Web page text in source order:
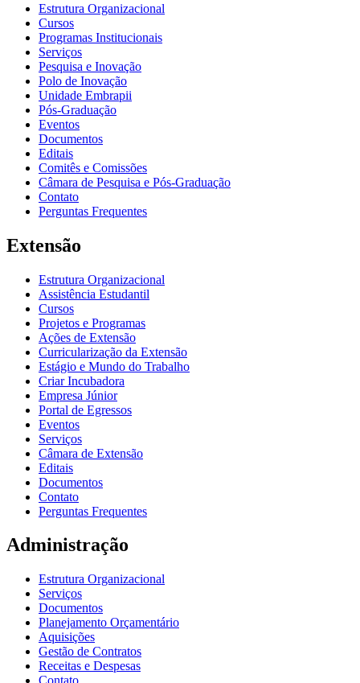
Estrutura Organizacional
Cursos
Programas Institucionais
Serviços
Pesquisa e Inovação
Polo de Inovação
Unidade Embrapii
Pós-Graduação
Eventos
Documentos
Editais
Comitês e Comissões
Câmara de Pesquisa e Pós-Graduação
Contato
Perguntas Frequentes
Extensão
Estrutura Organizacional
Assistência Estudantil
Cursos
Projetos e Programas
Ações de Extensão
Curricularização da Extensão
Estágio e Mundo do Trabalho
Criar Incubadora
Empresa Júnior
Portal de Egressos
Eventos
Serviços
Câmara de Extensão
Editais
Documentos
Contato
Perguntas Frequentes
Administração
Estrutura Organizacional
Serviços
Documentos
Planejamento Orçamentário
Aquisições
Gestão de Contratos
Receitas e Despesas